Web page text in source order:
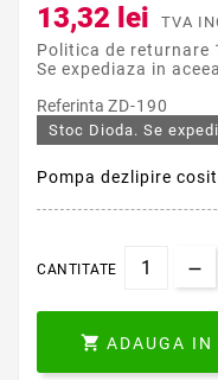
13,32 lei TVA
Politica de returnare
Se expediaza in
Referinta ZD-190
Stoc Dioda. Se
Pompa dezlipire
CANTITATE
 ADAUGA IN